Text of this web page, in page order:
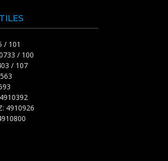
/ 101
/ 100
/ 107
4910926